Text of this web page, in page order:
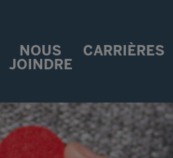
NOUS
JOINDRE
CARRIÈRES